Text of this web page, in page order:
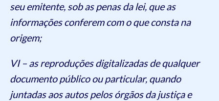
seu emitente, sob as penas da lei, que as
informações conferem com o que consta na
origem;
VI – as reproduções digitalizadas de qualquer
documento público ou particular, quando
juntadas aos autos pelos órgãos da justiça e